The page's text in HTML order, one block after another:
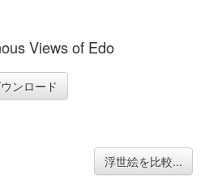
Views of Edo
ンロード
浮世絵を比較...